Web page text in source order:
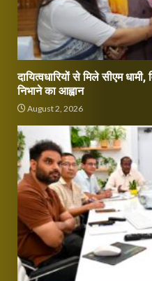
दायित्वधारियों से मिले सीएम
निभाने का आह्वान
August 2, 2026